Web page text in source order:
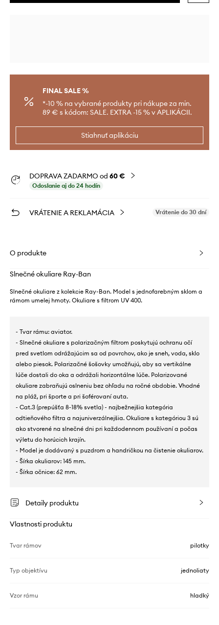
FINAL SALE %
*-10 % na vybrané produkty pri nákupe za min.
89 € s kódom: SALE. EXTRA -15 % v APLIKÁCII.
Stiahnuť aplikáciu
DOPRAVA ZADARMO od 60 €
Odoslanie aj do 24 hodín
VRÁTENIE A REKLAMÁCIA Vrátenie do 30 dní
O produkte
Slnečné okuliare Ray-Ban
Slnečné okuliare z kolekcie Ray-Ban. Model s jednofarebným sklom a
rámom umelej hmoty. Okuliare s filtrom UV 400.
- Tvar rámu: aviator.
- Slnečné okuliare s polarizačným filtrom poskytujú ochranu očí
pred svetlom odrážajúcim sa od povrchov, ako je sneh, voda, sklo
alebo piesok. Polarizačné šošovky umožňujú, aby sa vertikálne
lúče dostali do oka a odrážali horizontálne lúče. Polarizované
okuliare zabraňujú oslneniu bez ohľadu na ročné obdobie. Vhodné
na pláž, pri športe a pri šoférovaní auta.
- Cat.3 (prepúšťa 8-18% svetla) - najbežnejšia kategória
odtieňového filtra a najuniverzálnejšia. Okuliare s kategóriou 3 sú
ako stvorené na slnečné dni pri každodennom používaní a počas
výletu do horúcich krajín.
- Model je dodávaný s puzdrom a handričkou na čistenie okuliarov.
- Šírka okuliarov: 145 mm.
- Šírka očnice: 62 mm.
Detaily produktu
Vlastnosti produktu
Tvar rámov pilotky
Typ objektívu jednoliaty
Vzor rámu hladký